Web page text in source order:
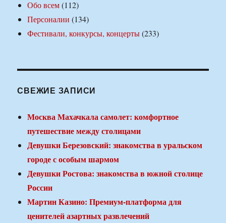
Обо всем(112)
Персоналии (134)
Фестивали, конкурсы, концерты(233)
СВЕЖИЕ ЗАПИСИ
Москва Махачкала самолет: комфортное
путешествие между столицами
Девушки Березовский: знакомства в уральском
городе с особым шармом
Девушки Ростова: знакомства в южной столице
России
Мартин Казино: Премиум-платформа для
ценителей азартных развлечений